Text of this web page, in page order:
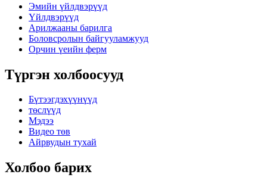
Эмийн үйлдвэрүүд
Үйлдвэрүүд
Арилжааны барилга
Боловсролын байгууламжууд
Орчин үеийн ферм
Түргэн холбоосууд
Бүтээгдэхүүнүүд
төслүүд
Мэдээ
Видео төв
Айрвудын тухай
Холбоо барих